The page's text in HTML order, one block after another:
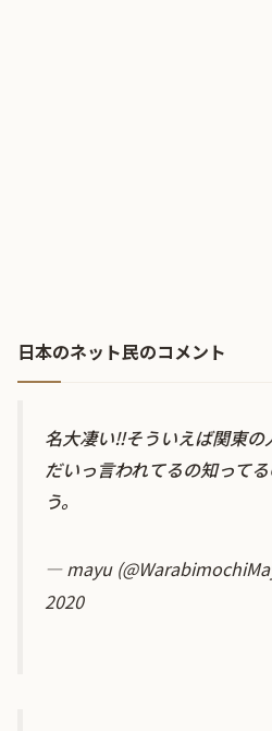
日本のネット民のコメント
名大凄い‼️そういえば関東
だいっ言われてるの知って
う。
— mayu
2020